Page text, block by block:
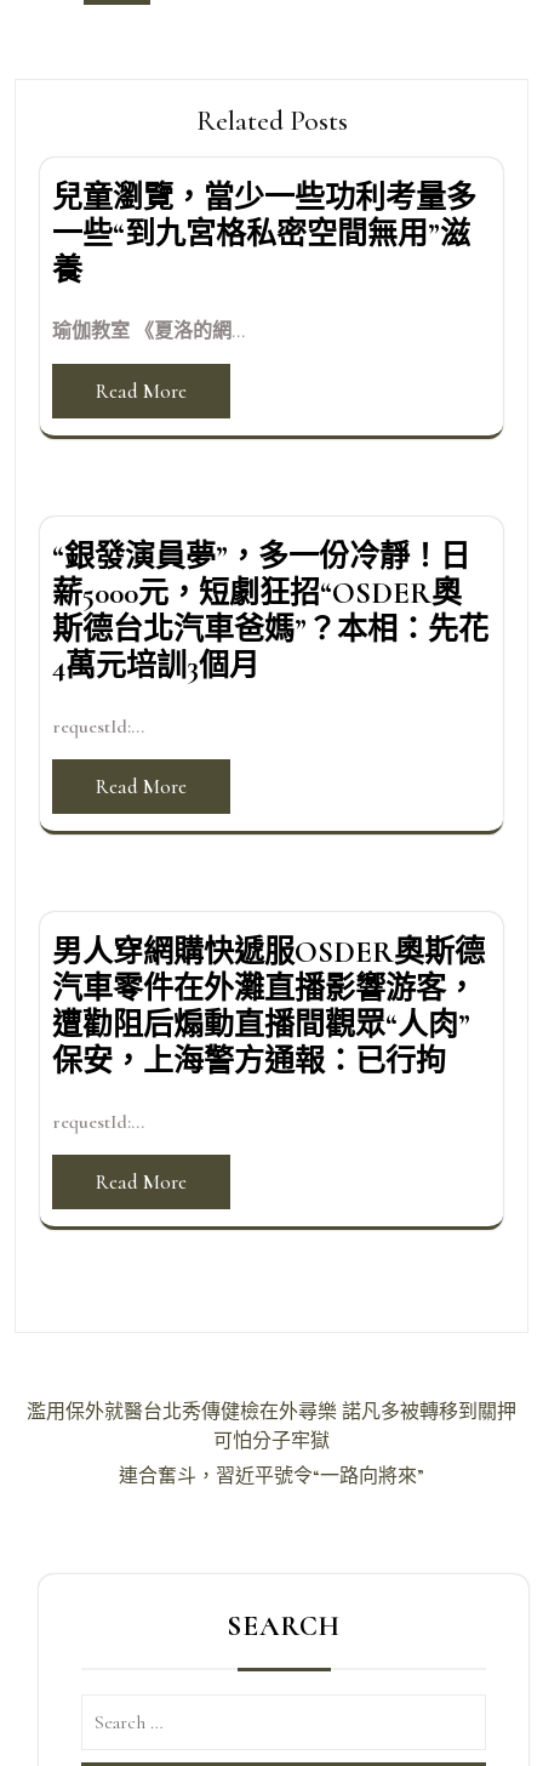
Related Posts
兒童瀏覽，當少一些功利考量多
一些“到九宮格私密空間無用”滋
養
瑜伽教室 《夏洛的網...
Read More
“銀發演員夢”，多一份冷靜！日
薪5000元，短劇狂招“OSDER奧
斯德台北汽車爸媽”？本相：先花
4萬元培訓3個月
requestId:...
Read More
男人穿網購快遞服OSDER奧斯德
汽車零件在外灘直播影響游客，
遭勸阻后煽動直播間觀眾“人肉”
保安，上海警方通報：已行拘
requestId:...
Read More
文
濫用保外就醫台北秀傳健檢在外尋樂 諾凡多被轉移到關押
可怕分子牢獄
連合奮斗，習近平號令“一路向將來”
SEARCH